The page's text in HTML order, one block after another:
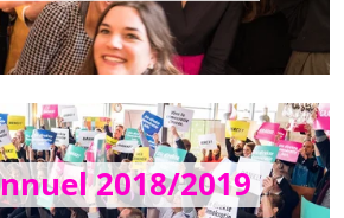
2018/2019